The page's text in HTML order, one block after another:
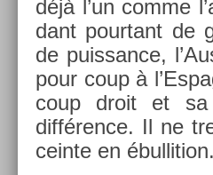
déjà l’un comme
dant pour­tant de
de puis­sance,
pour coup à
coup droit et
différence. Il ne
cein­te en ébul­li­tion.